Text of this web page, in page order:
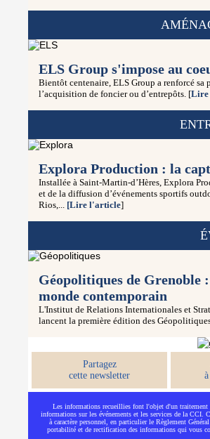
ELS Group s'impose au
Bientôt centenaire, ELS Group a renforcé sa
l’acquisition de foncier ou d’entrepôts. [Lire
Explora Production : la
Installée à Saint-Martin-d’Hères, Explora
et de la diffusion d’événements sportifs
Rios,... [Lire l'article]
Géopolitiques de Grenoble
monde contemporain
L'Institut de Relations Internationales et
lancent la première édition des
Partagez
cette newsletter
Les informations recueillies font l'objet d'un traitement
informations sur les événements et les services de la CCI.
à caractère personnel, en particulier le Règlement
portabilité et de rectification des informations qui vous